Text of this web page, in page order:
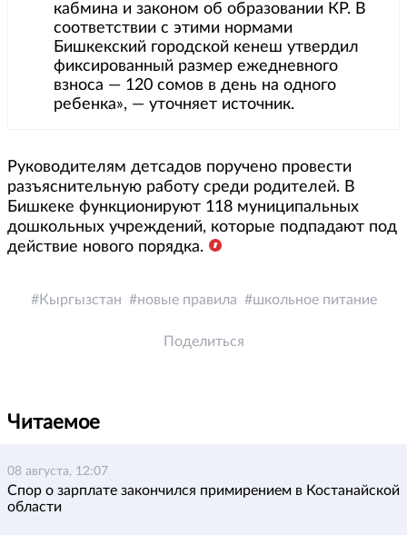
кабмина и законом об образовании КР. В
соответствии с этими нормами
Бишкекский городской кенеш утвердил
фиксированный размер ежедневного
взноса — 120 сомов в день на одного
ребенка», — уточняет источник.
Руководителям детсадов поручено провести
разъяснительную работу среди родителей. В
Бишкеке функционируют 118 муниципальных
дошкольных учреждений, которые подпадают под
действие нового порядка.
Кыргызстан новые правила школьное питание
Поделиться
Читаемое
08 августа, 12:07
Спор о зарплате закончился примирением в Костанайской
области